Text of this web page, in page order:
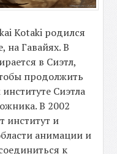
Kotaki родился
на Гавайях. В
в Сиэтл,
продолжить
Сиэтла
В 2002
институт и
анимации и
к